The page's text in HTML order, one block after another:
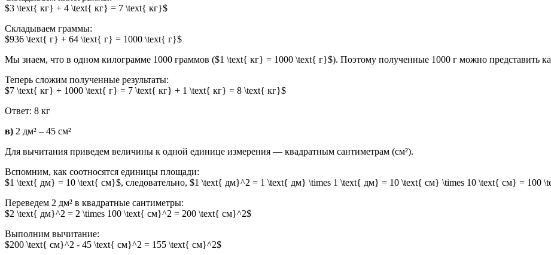
$3 \text{ кг} + 4 \text{ кг} = 7 \text{ кг}$
Складываем граммы:
$936 \text{ г} + 64 \text{ г} = 1000 \text{ г}$
Мы знаем, что в одном килограмме 1000 граммов ($1 \text{ кг} = 1000 \text{ г}$). Поэтому полученные 1000 г можно представить
Теперь сложим полученные результаты:
$7 \text{ кг} + 1000 \text{ г} = 7 \text{ кг} + 1 \text{ кг} = 8 \text{ кг}$
Ответ: 8 кг
в) 2 дм² – 45 см²
Для вычитания приведем величины к одной единице измерения — квадратным сантиметрам (см²).
Вспомним, как соотносятся единицы площади:
$1 \text{ дм} = 10 \text{ см}$, следовательно, $1 \text{ дм}^2 = 1 \text{ дм} \times 1 \text{ дм} = 10 \text{ см} \times 10 \text{ см} = 100
Переведем 2 дм² в квадратные сантиметры:
$2 \text{ дм}^2 = 2 \times 100 \text{ см}^2 = 200 \text{ см}^2$
Выполним вычитание:
$200 \text{ см}^2 - 45 \text{ см}^2 = 155 \text{ см}^2$